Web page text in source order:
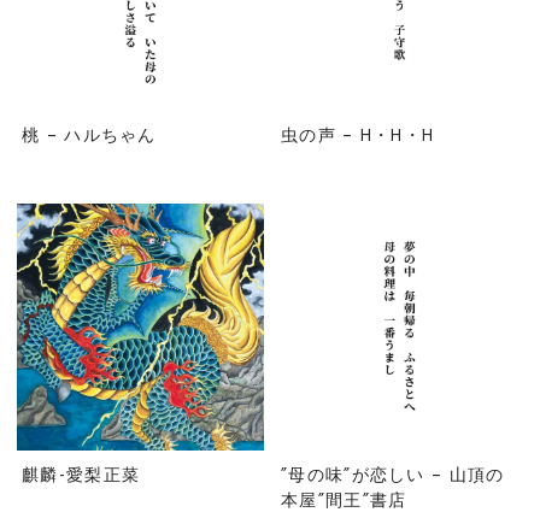
桃 – ハルちゃん 虫の声 – H・H・H
麒麟-愛梨正菜
”母の味”が恋しい – 山頂の
本屋”間王”書店